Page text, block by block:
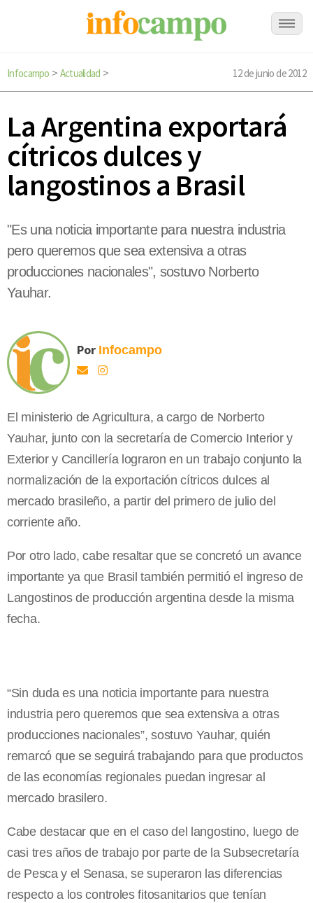
Infocampo > Actualidad > 12 de junio de 2012
La Argentina exportará
cítricos dulces y
langostinos a Brasil
"Es una noticia importante para nuestra industria
pero queremos que sea extensiva a otras
producciones nacionales", sostuvo Norberto
Yauhar.
Por Infocampo
El ministerio de Agricultura, a cargo de Norberto
Yauhar, junto con la secretaría de Comercio Interior y
Exterior y Cancillería lograron en un trabajo conjunto la
normalización de la exportación cítricos dulces al
mercado brasileño, a partir del primero de julio del
corriente año.
Por otro lado, cabe resaltar que se concretó un avance
importante ya que Brasil también permitió el ingreso de
Langostinos de producción argentina desde la misma
fecha.
“Sin duda es una noticia importante para nuestra
industria pero queremos que sea extensiva a otras
producciones nacionales”, sostuvo Yauhar, quién
remarcó que se seguirá trabajando para que productos
de las economías regionales puedan ingresar al
mercado brasilero.
Cabe destacar que en el caso del langostino, luego de
casi tres años de trabajo por parte de la Subsecretaría
de Pesca y el Senasa, se superaron las diferencias
respecto a los controles fitosanitarios que tenían